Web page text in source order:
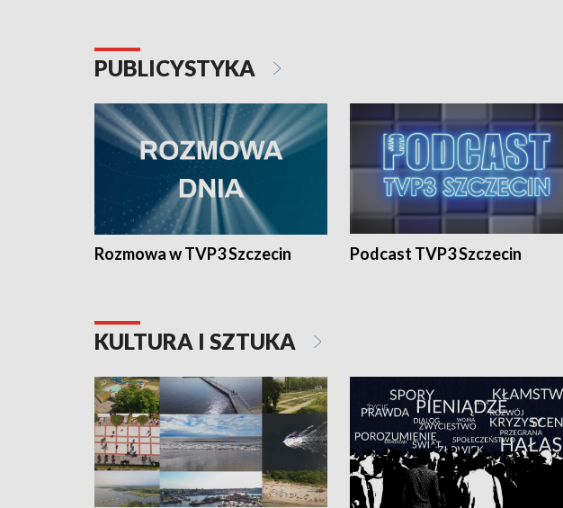
PUBLICYSTYKA
Rozmowa w TVP3 Szczecin Podcast TVP3 Szczecin
KULTURA I SZTUKA